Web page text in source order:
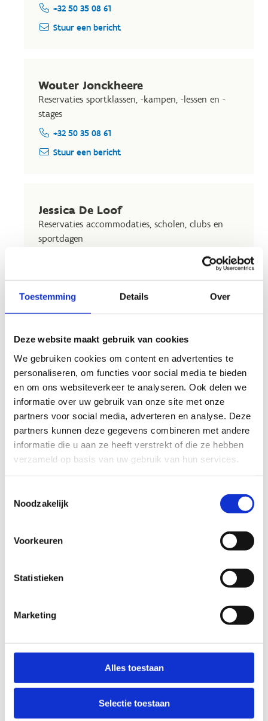
Toestemming Details Over
Deze website maakt gebruik van cookies
We gebruiken cookies om content en advertenties te
personaliseren, om functies voor social media te bieden
en om ons websiteverkeer te analyseren. Ook delen we
informatie over uw gebruik van onze site met onze
partners voor social media, adverteren en analyse. Deze
partners kunnen deze gegevens combineren met andere
informatie die u aan ze heeft verstrekt of die ze hebben
verzameld op basis van uw gebruik van hun services.
Noodzakelijk
Voorkeuren
Statistieken
Marketing
Alles toestaan
Selectie toestaan
+32 50 35 08 61
Stuur een bericht
Wouter Jonckheere
Reservaties sportklassen, -kampen, -lessen en -
stages
+32 50 35 08 61
Stuur een bericht
Jessica De Loof
Reservaties accommodaties, scholen, clubs en
sportdagen
Lucia Surmont
+32 50 35 08 61
Stuur een bericht
Diane Ricquier
Sportprogramma's sportklassen, -kampen en -
dagen
Stuur een bericht
Reservaties clubs, weekendstages, evenementen
+32 50 35 08 61
Financieel verantwoordelijke